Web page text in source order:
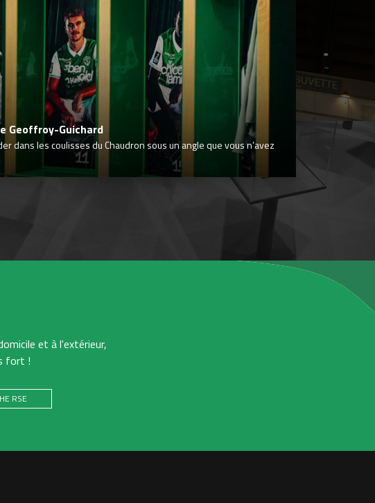
Geoffroy-Guichard
dans les coulisses du Chaudron sous un angle que vous n’avez
et à l'extérieur,
fort !
RSE